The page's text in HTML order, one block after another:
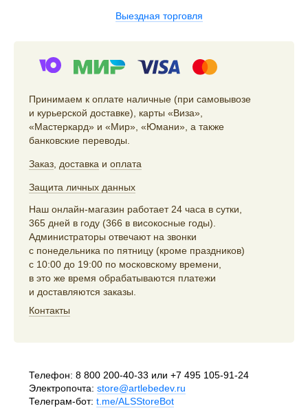
Выездная торговля
Принимаем к оплате наличные (при самовывозе
и курьерской доставке), карты «Виза»,
«Мастеркард» и «Мир», «Юмани», а также
банковские переводы.
Заказ доставка и оплата
Защита личных данных
Наш онлайн-магазин работает 24 часа в сутки,
365 дней в году (366 в високосные годы).
Администраторы отвечают на звонки
с понедельника по пятницу (кроме праздников)
с 10:00 до 19:00 по московскому времени,
в это же время обрабатываются платежи
и доставляются заказы.
Контакты
Телефон: 8 800 200-40-33 или +7 495 105-91-24
Электропочта: store@artlebedev.ru
Телеграм-бот: t.me/ALSStoreBot